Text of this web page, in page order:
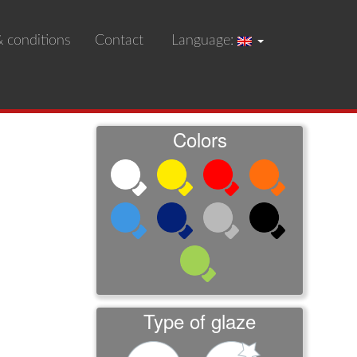
conditions Contact Language:
Colors
Type of glaze